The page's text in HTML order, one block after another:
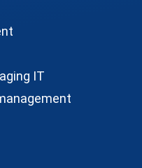
IT